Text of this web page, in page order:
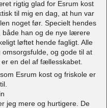
rigtig glad for Esrum kost
til mig en dag, at hun var
noget før. Specielt hendes
han og de nye lærere
løftet hende fagligt. Alle
og gode til at
en del af fællesskabet.
Esrum kost og friskole er
jeg mere og hurtigere. De